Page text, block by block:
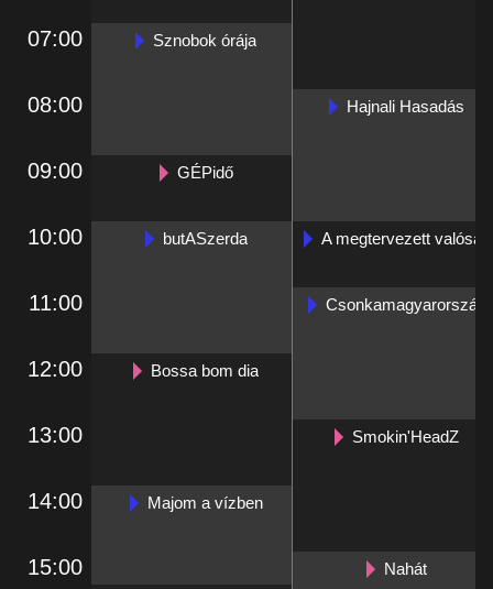
07:00
08:00
09:00
10:00
11:00
12:00
13:00
14:00
15:00
Sznobok órája
GÉPidő
butASzerda
Bossa bom dia
Majom a vízben
Hajnali Hasadás
A megtervezett valóság
Csonkamagyarország
Smokin'HeadZ
Nahát